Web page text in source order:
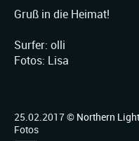
Gruß in die Heimat!
Surfer: olli
Fotos: Lisa
25.02.2017 © Northern Light
Fotos